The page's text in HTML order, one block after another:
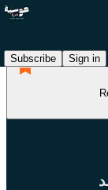
Subscribe
Sign in